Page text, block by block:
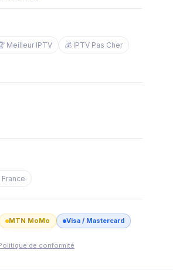
Meilleur IPTV
💰 IPTV Pas Cher
MTN MoMo Visa / Mastercard
de conformité